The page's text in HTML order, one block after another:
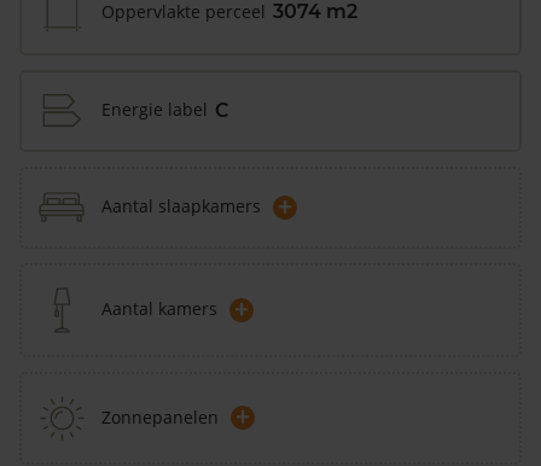
Oppervlakte perceel 3074 m2
Energie label C
Aantal slaapkamers +
Aantal kamers +
Zonnepanelen +